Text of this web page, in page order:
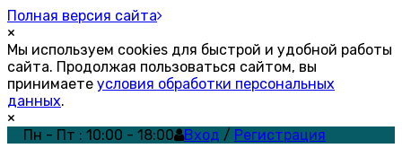
Полная версия сайта
×
Мы используем cookies для быстрой и удобной работы
сайта. Продолжая пользоваться сайтом, вы
принимаете условия обработки персональных
данных.
×
Пн - Пт : 10:00 - 18:00
Вход / Регистрация